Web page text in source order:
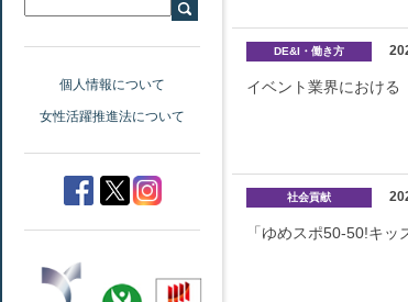
個人情報について
女性活躍推進法について
DE&I・働き方
イベント業界における
社会貢献
「ゆめスポ50-50!キ